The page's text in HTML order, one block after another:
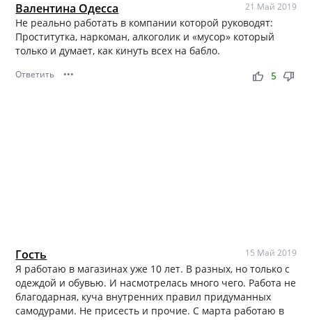
Валентина Одесса 21 Май 2019
Не реально работать в компании которой руководят:
Проститутка, наркоман, алкоголик и «мусор» который
только и думает, как кинуть всех на бабло.
Ответить ••• thumb_up thumb_down
5
Гость 15 Май 2019
Я работаю в магазинах уже 10 лет. В разных, но только с
одеждой и обувью. И насмотрелась много чего. Работа не
благодарная, куча внутренних правил придуманных
самодурами. Не присесть и прочие. С марта работаю в